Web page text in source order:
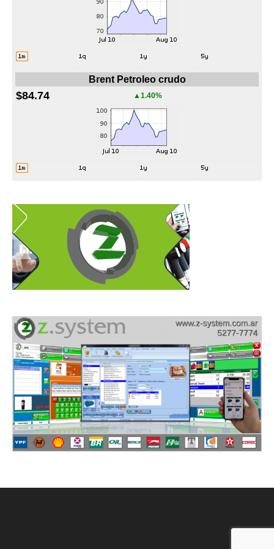
Brent Petroleo crudo
$84.74 ▲1.40%